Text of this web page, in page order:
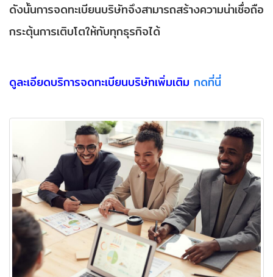
ดังนั้นการจดทะเบียนบริษัทจึงสามารถสร้างความน่าเชื่อถือ
กระตุ้นการเติบโตให้กับทุกธุรกิจได้
ดูละเอียดบริการจดทะเบียนบริษัทเพิ่มเติม กดที่นี่